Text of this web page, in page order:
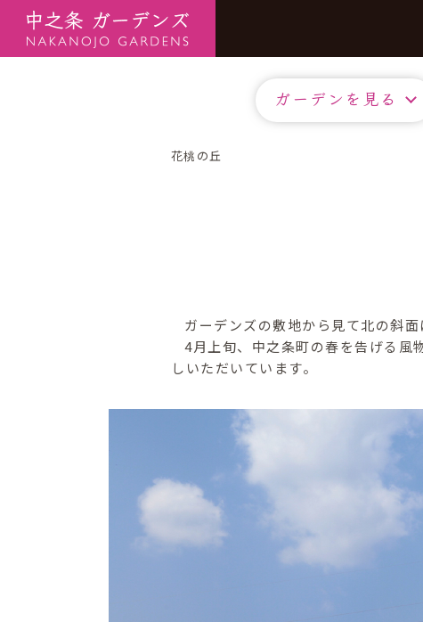
ガーデンを見る
花桃の丘
ガーデンズの敷地から見て北の斜面
4月上旬、中之条町の春を告げる風
しいただいています。